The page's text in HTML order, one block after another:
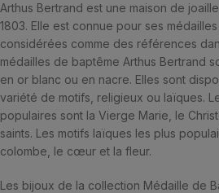
Arthus Bertrand est une maison de
1803. Elle est connue pour ses
considérées comme des références
médailles de baptême Arthus Bertrand
en or blanc ou en nacre. Elles sont
variété de motifs, religieux ou laïques.
populaires sont la Vierge Marie, le
saints. Les motifs laïques les plus
colombe, le cœur et la fleur.
Les bijoux de la collection Médaille de